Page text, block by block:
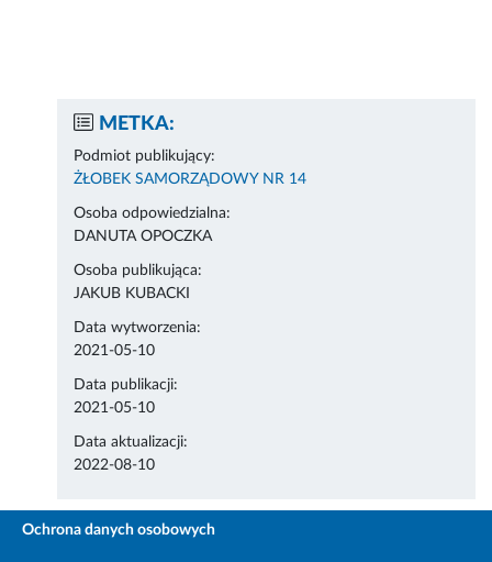
METKA:
Podmiot publikujący:
ŻŁOBEK SAMORZĄDOWY NR 14
Osoba odpowiedzialna:
DANUTA OPOCZKA
Osoba publikująca:
JAKUB KUBACKI
Data wytworzenia:
2021-05-10
Data publikacji:
2021-05-10
Data aktualizacji:
2022-08-10
Ochrona danych osobowych